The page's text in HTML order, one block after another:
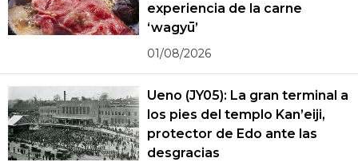
experiencia de la carne
‘wagyū’
01/08/2026
Ueno (JY05): La gran terminal a
los pies del templo Kan’eiji,
protector de Edo ante las
desgracias